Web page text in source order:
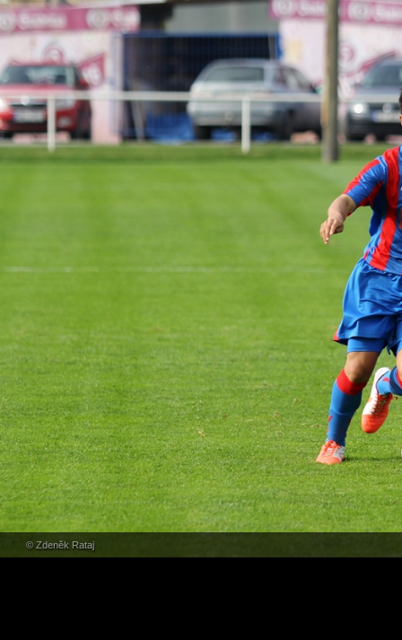
© Zdeněk Rataj